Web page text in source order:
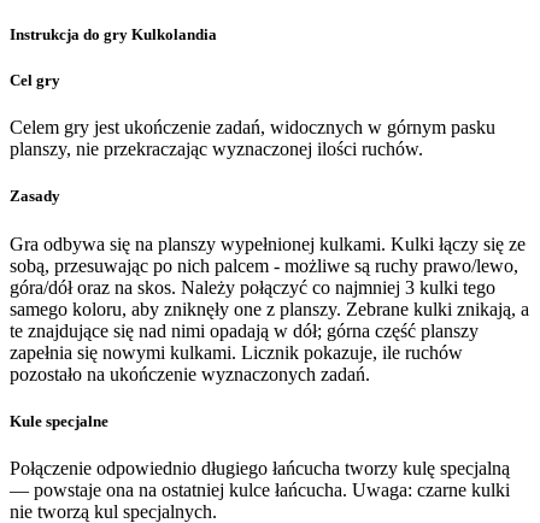
Instrukcja do gry Kulkolandia
Cel gry
Celem gry jest ukończenie zadań, widocznych w górnym pasku
planszy, nie przekraczając wyznaczonej ilości ruchów.
Zasady
Gra odbywa się na planszy wypełnionej kulkami. Kulki łączy się ze
sobą, przesuwając po nich palcem - możliwe są ruchy prawo/lewo,
góra/dół oraz na skos. Należy połączyć co najmniej 3 kulki tego
samego koloru, aby zniknęły one z planszy. Zebrane kulki znikają, a
te znajdujące się nad nimi opadają w dół; górna część planszy
zapełnia się nowymi kulkami. Licznik pokazuje, ile ruchów
pozostało na ukończenie wyznaczonych zadań.
Kule specjalne
Połączenie odpowiednio długiego łańcucha tworzy kulę specjalną
— powstaje ona na ostatniej kulce łańcucha. Uwaga: czarne kulki
nie tworzą kul specjalnych.